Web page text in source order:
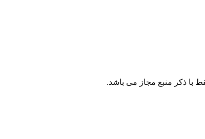
با ذکر منبع مجاز می باشد.